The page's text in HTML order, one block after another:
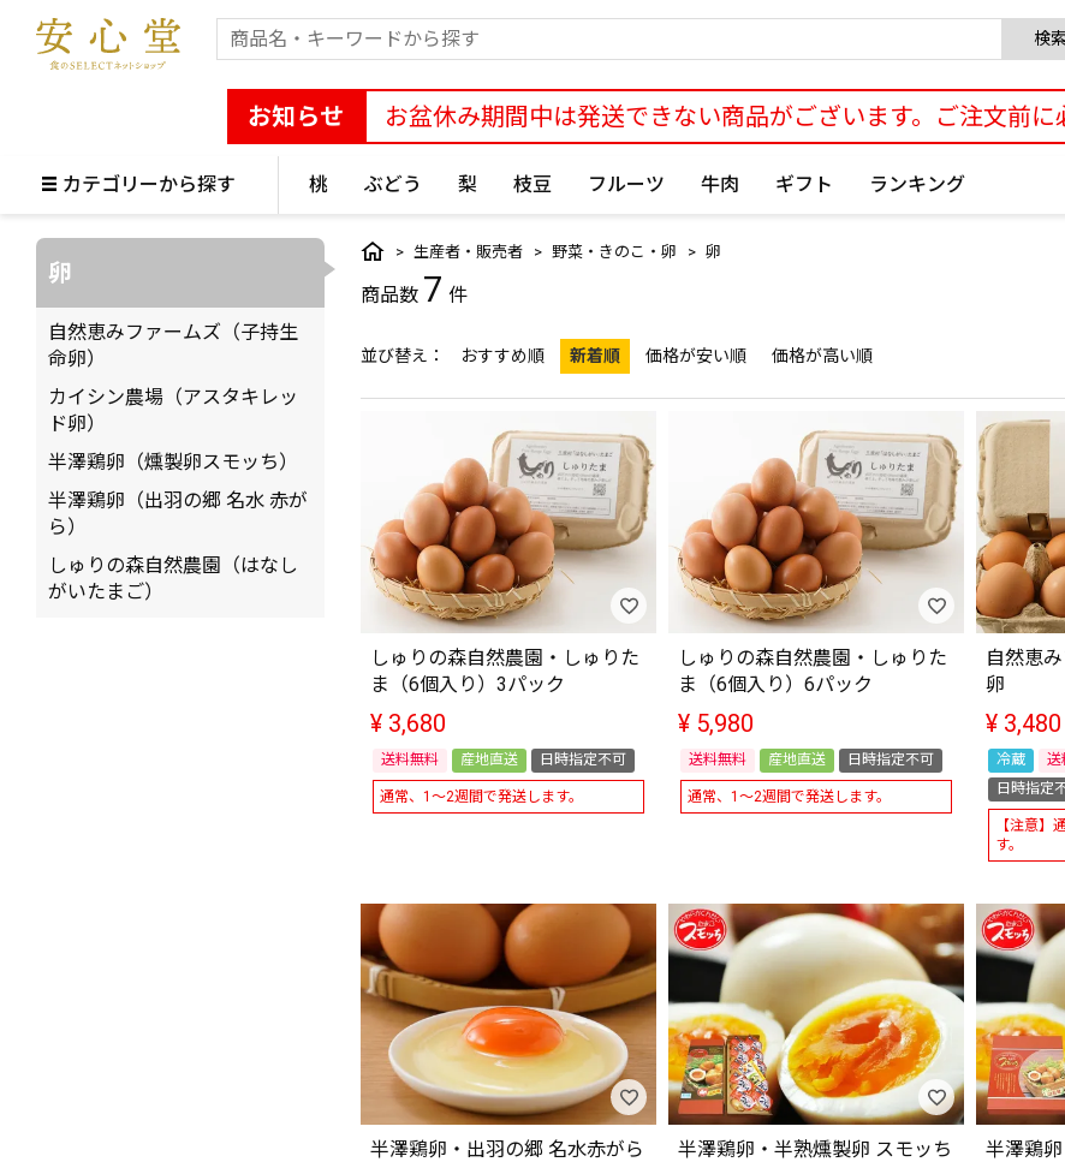
検索
お知らせ お盆休み期間中は発送できない商品がございます。ご注文前に
カテゴリーから探す 桃 ぶどう 梨 枝豆 フルーツ 牛肉 ギフト ランキング
卵
自然恵みファームズ（子持生
命卵）
カイシン農場（アスタキレッ
ド卵）
半澤鶏卵（燻製卵スモッち）
半澤鶏卵（出羽の郷 名水 赤が
ら）
しゅりの森自然農園（はなし
がいたまご）
生産者・販売者 野菜・きのこ・卵 卵
並び替え おすすめ順 新着順 価格が安い順 価格が高い順
7
しゅりの森自然農園・しゅりた
ま（6個入り）3パック
¥ 3,680
送料無料 産地直送 日時指定不可
通常、1～2週間で発送します。
しゅりの森自然農園・しゅりた
ま（6個入り）6パック
¥ 5,980
送料無料 産地直送 日時指定不可
通常、1～2週間で発送します。
自然恵
卵
¥ 3,480
冷蔵 送
日時指定
【注意】
す。
半澤鶏卵・出羽の郷 名水赤がら
半澤鶏卵・半熟燻製卵 スモッち
半澤鶏